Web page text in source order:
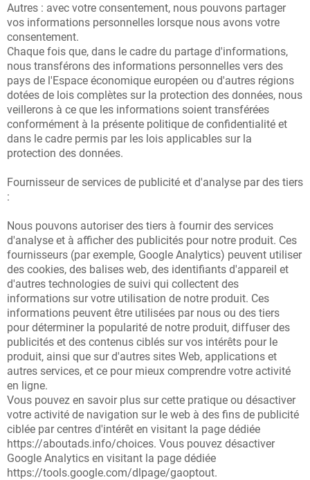
Autres : avec votre consentement, nous pouvons partager
vos informations personnelles lorsque nous avons votre
consentement.
Chaque fois que, dans le cadre du partage d'informations,
nous transférons des informations personnelles vers des
pays de l'Espace économique européen ou d'autres régions
dotées de lois complètes sur la protection des données, nous
veillerons à ce que les informations soient transférées
conformément à la présente politique de confidentialité et
dans le cadre permis par les lois applicables sur la
protection des données.
Fournisseur de services de publicité et d'analyse par des tiers
:
Nous pouvons autoriser des tiers à fournir des services
d'analyse et à afficher des publicités pour notre produit. Ces
fournisseurs (par exemple, Google Analytics) peuvent utiliser
des cookies, des balises web, des identifiants d'appareil et
d'autres technologies de suivi qui collectent des
informations sur votre utilisation de notre produit. Ces
informations peuvent être utilisées par nous ou des tiers
pour déterminer la popularité de notre produit, diffuser des
publicités et des contenus ciblés sur vos intérêts pour le
produit, ainsi que sur d'autres sites Web, applications et
autres services, et ce pour mieux comprendre votre activité
en ligne.
Vous pouvez en savoir plus sur cette pratique ou désactiver
votre activité de navigation sur le web à des fins de publicité
ciblée par centres d'intérêt en visitant la page dédiée
https://aboutads.info/choices. Vous pouvez désactiver
Google Analytics en visitant la page dédiée
https://tools.google.com/dlpage/gaoptout.